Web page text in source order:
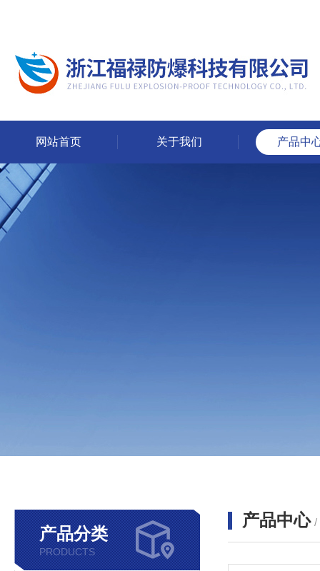
网站首页 关于我们 产品中
产品分类
PRODUCTS
产品中心 /